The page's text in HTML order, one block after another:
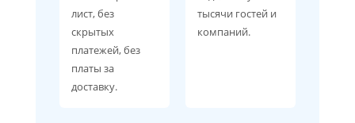
лист, без
скрытых
платежей, без
платы за
доставку.
тысячи гостей и
компаний.